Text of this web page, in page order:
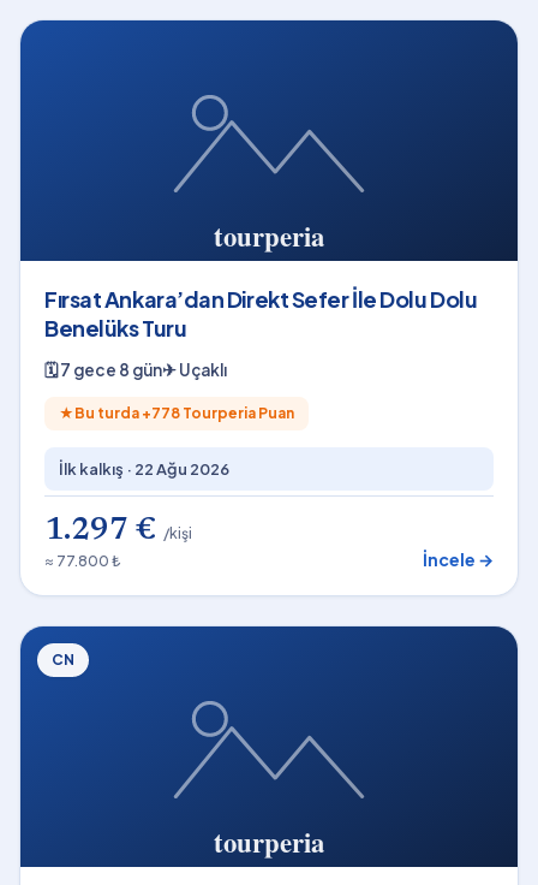
Fırsat Ankara’dan Direkt Sefer İle Dolu Dolu
Benelüks Turu
🗓7 gece 8 gün✈Uçaklı
★ Bu turda +778 Tourperia Puan
İlk kalkış · 22 Ağu 2026
1.297 € /kişi
≈ 77.800 ₺
İncele →
CN